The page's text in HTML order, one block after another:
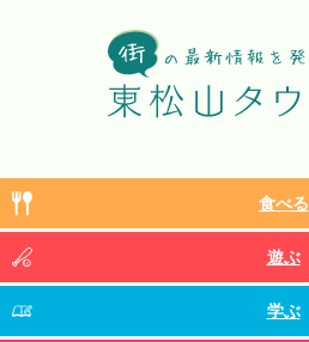
食べる
遊ぶ
学ぶ